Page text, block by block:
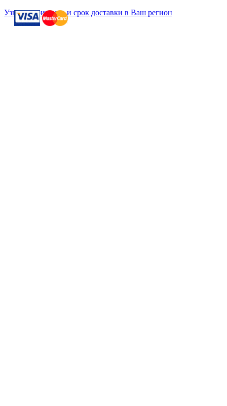
Узнать стоимость и срок доставки в Ваш регион